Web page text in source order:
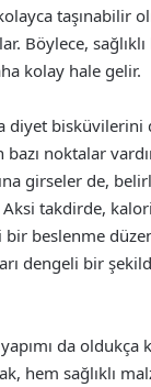
taşınabilir
Böylece,
kolay hale gelir.
diyet bisküvilerini
noktalar
girseler de,
takdirde, kalori
bir beslenme
dengeli bir
da oldukça
hem sağlıklı